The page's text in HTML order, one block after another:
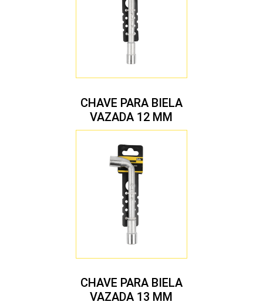
CHAVE PARA BIELA
VAZADA 12 MM
CHAVE PARA BIELA
VAZADA 13 MM